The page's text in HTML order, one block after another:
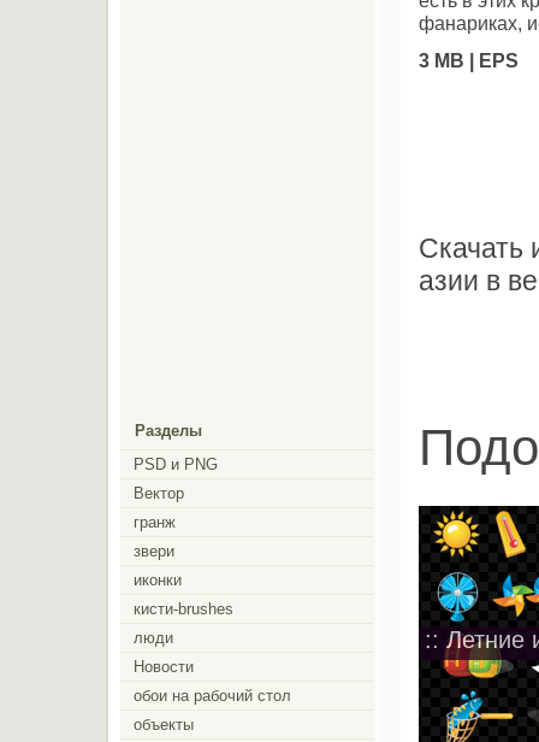
фанариках,
3 MB | EPS
Скачать
азии в
:: Летние
Разделы
PSD и PNG
Вектор
гранж
звери
иконки
кисти-brushes
люди
Новости
обои на рабочий стол
объекты